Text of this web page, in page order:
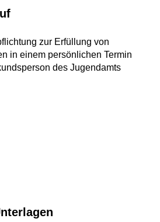
zur Erfüllung von
in einem persönlichen Termin
des Jugendamts